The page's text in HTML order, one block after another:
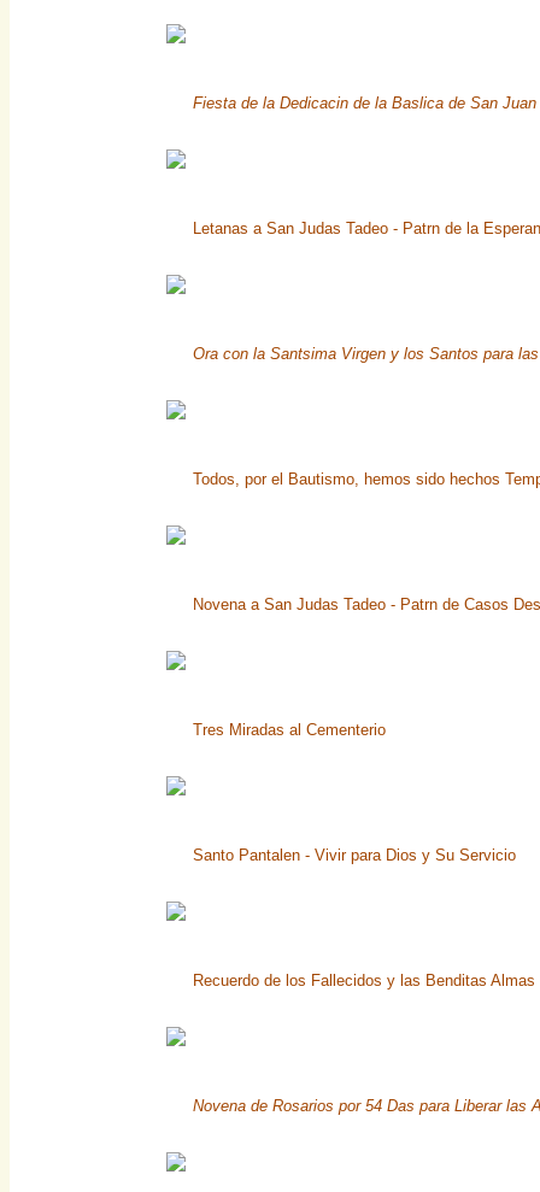
Fiesta de la Dedicacin de la Baslica de San Juan
Letanas a San Judas Tadeo - Patrn de la
Ora con la Santsima Virgen y los Santos para
Todos, por el Bautismo, hemos sido hechos
Novena a San Judas Tadeo - Patrn de Casos
Tres Miradas al Cementerio
Santo Pantalen - Vivir para Dios y Su Servicio
Recuerdo de los Fallecidos y las Benditas
Novena de Rosarios por 54 Das para Liberar las